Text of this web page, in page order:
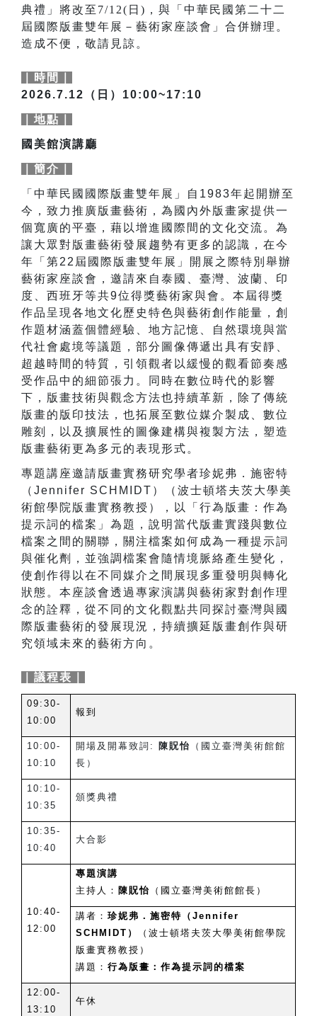
典禮」將改至7/12(日)，與「中華民國第二十二
屆國際版畫雙年展－藝術家座談會」合併辦理。
造成不便，敬請見諒。
｜時間｜
2026.7.12（日）10:00~17:10
｜地點｜
國美館演講廳
｜簡介｜
「中華民國國際版畫雙年展」自1983年起開辦至
今，致力推廣版畫藝術，為國內外版畫家提供一
個寬廣的平臺，藉以增進國際間的文化交流。為
讓大眾對版畫藝術發展趨勢有更多的認識， 在今
年「第22屆國際版畫雙年展」開展之際特別舉辦
藝術家座談會 ，邀請來自泰國、臺灣、波蘭、印
度、西班牙等共9位得獎藝術家與會。本屆得獎
作品呈現各地文化歷史特色與藝術創作能量，創
作題材涵蓋個體經驗、地方記憶、自然環境與當
代社會處境等議題，部分圖像傳遞出具有安靜、
超越時間的特質，引領觀者以緩慢的觀看節奏感
受作品中的細節張力。同時在數位時代的影響
下，版畫技術與觀念方法也持續革新，除了傳統
版畫的版印技法，也拓展至數位媒介製成、數位
雕刻，以及擴展性的圖像建構與複製方法，塑造
版畫藝術更為多元的表現形式。
專題講座邀請版畫實務研究學者珍妮弗．施密特
（Jennifer SCHMIDT）（波士頓塔夫茨大學美
術館學院版畫實務教授），以「行為版畫：作為
提示詞的檔案」為題，說明當代版畫實踐與數位
檔案之間的關聯，關注檔案如何成為一種提示詞
與催化劑，並強調檔案會隨情境脈絡產生變化，
使創作得以在不同媒介之間展現多重發明與轉化
狀態。 本座談會透過專家演講與藝術家對創作理
念的詮釋，從不同的文化觀點共同探討臺灣與國
際版畫藝術的發展現況，持續擴延版畫創作與研
究領域未來的藝術方向。
｜議程表｜
09:30-
10:00
報到
10:00-
10:10
開場及開幕致詞: 陳貺怡
（國立臺灣美術館館
長）
10:10-
10:35
頒獎典禮
10:35-
10:40
大合影
10:40-
12:00
專題演講
主持人： 陳貺怡 （國立臺灣美術館館長）
講者： 珍妮弗．施密特（Jennifer
SCHMIDT）
（波士頓塔夫茨大學美術館學院
版畫實務教授）
講題： 行為版畫：作為提示詞的檔案
12:00-
13:10
午休